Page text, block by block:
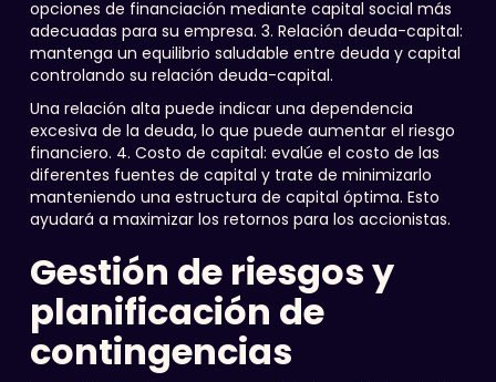
opciones de financiación mediante capital social más
adecuadas para su empresa. 3. Relación deuda-capital:
mantenga un equilibrio saludable entre deuda y capital
controlando su relación deuda-capital.
Una relación alta puede indicar una dependencia
excesiva de la deuda, lo que puede aumentar el riesgo
financiero. 4. Costo de capital: evalúe el costo de las
diferentes fuentes de capital y trate de minimizarlo
manteniendo una estructura de capital óptima. Esto
ayudará a maximizar los retornos para los accionistas.
Gestión de riesgos y
planificación de
contingencias